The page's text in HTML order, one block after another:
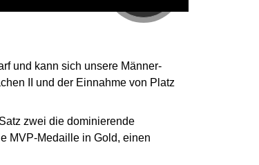
und kann sich unsere Männer-
II und der Einnahme von Platz
zwei die dominierende
MVP-Medaille in Gold, einen